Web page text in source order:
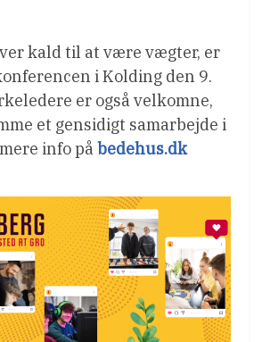
kald til at være vægter, er
i Kolding den 9.
er også velkomne,
et gensidigt samarbejde i
info påbedehus.dk